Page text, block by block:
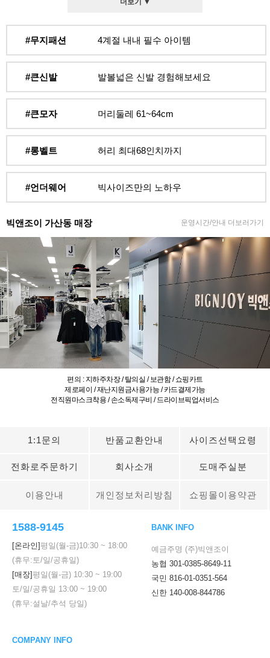
더보기 ▼
#무지패션 4계절 내내 필수 아이템
#큰신발 발볼넓은 신발 경험해보세요
#큰모자 머리둘레 61~64cm
#롱벨트 허리 최대68인치까지
#언더웨어 빅사이즈만의 노하우
빅앤조이 가산동 매장 운영시간/안내 더보러가기
편의 : 지하주차장 / 탈의실 / 보관함 / 쇼핑카트
제로페이 / 재난지원금사용가능 / 카드결제가능
전직원마스크착용 / 손소독제구비 / 드라이브픽업서비스
1:1문의 반품교환안내 사이즈선택요령
전화로주문하기 회사소개 도매주실분
이용안내 개인정보처리방침 쇼핑몰이용약관
1588-9145
[온라인]평일(월-금)10:30 ~ 18:00
(휴무:토/일/공휴일)
[매장]평일(월-금) 10:30 ~ 19:00
토/일/공휴일 13:00 ~ 19:00
(휴무:설날/추석 당일)
BANK INFO
예금주명 (주)빅앤조이
농협 301-0385-8649-11
국민 816-01-0351-564
신한 140-008-844786
COMPANY INFO